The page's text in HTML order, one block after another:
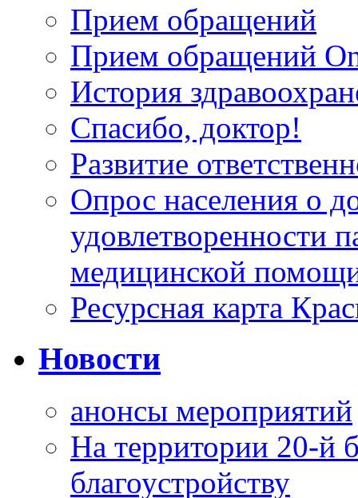
Прием обращений
Прием обращений
История
Спасибо, доктор!
Развитие
Опрос населения о
удовлетворенности
медицинской
Ресурсная карта
Новости
анонсы мероприятий
На территории 20-й
благоустройству